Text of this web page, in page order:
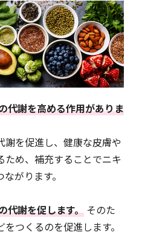
代謝を高める作用がありま
を促進し、健康な皮膚や
ため、補充することでニキ
がります。
代謝を促します。 そのた
つくるのを促進します。